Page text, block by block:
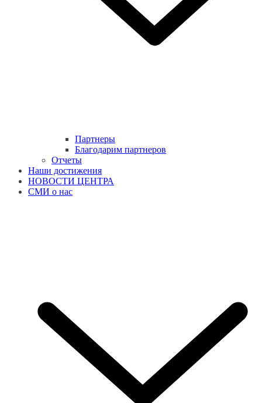
Партнеры
Благодарим партнеров
Отчеты
Наши достижения
НОВОСТИ ЦЕНТРА
СМИ о нас